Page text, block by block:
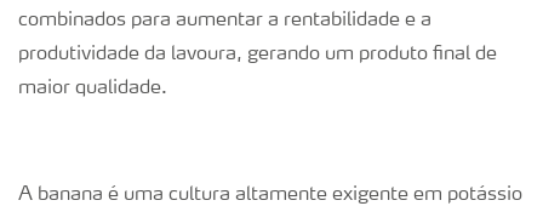
combinados para aumentar a rentabilidade e a
produtividade da lavoura, gerando um produto final de
maior qualidade.
A banana é uma cultura altamente exigente em potássio